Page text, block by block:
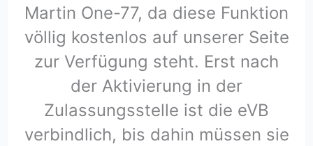
Martin One-77, da diese Funktion
völlig kostenlos auf unserer Seite
zur Verfügung steht. Erst nach
der Aktivierung in der
Zulassungsstelle ist die eVB
verbindlich, bis dahin müssen sie